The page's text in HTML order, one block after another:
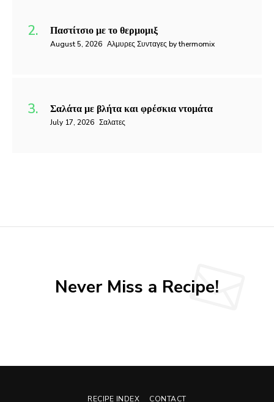
Παστίτσιο με το θερμομιξ
August 5, 2026 Αλμυρες Συνταγες by thermomix
Σαλάτα με βλήτα και φρέσκια ντομάτα
July 17, 2026 Σαλατες
Never Miss a Recipe!
RECIPE INDEX CONTACT